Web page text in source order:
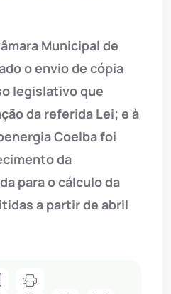
Municipal de
o envio de cópia
legislativo que
da referida Lei; e à
Coelba foi
da
para o cálculo da
a partir de abril